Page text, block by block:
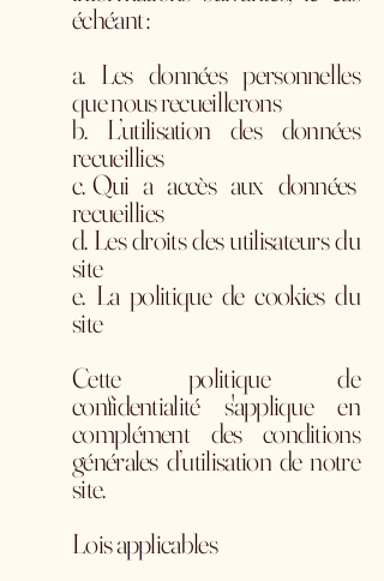
échéant :
a. Les données personnelles
que nous recueillerons
b. L’utilisation des données
recueillies
c. Qui a accès aux données
recueillies
d. Les droits des utilisateurs du
site
e. La politique de cookies du
site
Cette politique de
confidentialité s'applique en
complément des conditions
générales d’utilisation de notre
site.
Lois applicables